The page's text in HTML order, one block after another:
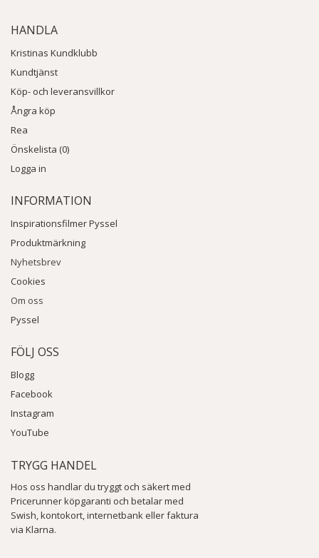
HANDLA
Kristinas Kundklubb
Kundtjänst
Köp- och leveransvillkor
Ångra köp
Rea
Önskelista (0)
Logga in
INFORMATION
Inspirationsfilmer Pyssel
Produktmärkning
Nyhetsbrev
Cookies
Om oss
Pyssel
FÖLJ OSS
Blogg
Facebook
Instagram
YouTube
TRYGG HANDEL
Hos oss handlar du tryggt och säkert med
Pricerunner köpgaranti och betalar med
Swish, kontokort, internetbank eller faktura
via Klarna.